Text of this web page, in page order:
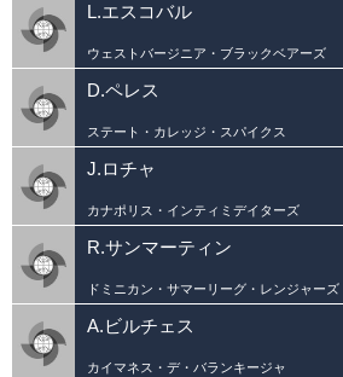
L.エスコバル
ウェストバージニア・ブラックベアーズ
D.ペレス
ステート・カレッジ・スパイクス
J.ロチャ
カナポリス・インティミデイターズ
R.サンマーティン
ドミニカン・サマーリーグ・レンジャーズ
A.ビルチェス
カイマネス・デ・バランキージャ